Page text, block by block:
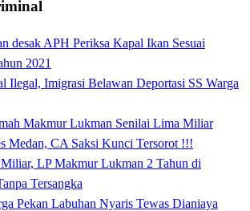
desak APH Periksa Kapal Ikan Sesuai
2021
Ilegal, Imigrasi Belawan Deportasi SS Warga
Makmur Lukman Senilai Lima Miliar
Medan, CA Saksi Kunci Tersorot !!!
LP Makmur Lukman 2 Tahun di
Tersangka
Pekan Labuhan Nyaris Tewas Dianiaya